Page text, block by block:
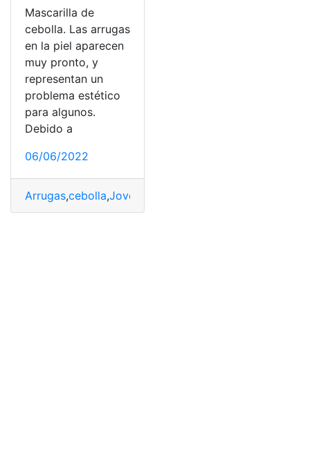
Mascarilla de
cebolla. Las arrugas
en la piel aparecen
muy pronto, y
representan un
problema estético
para algunos.
Debido a
06/06/2022
Arrugas,cebolla,Jovenes